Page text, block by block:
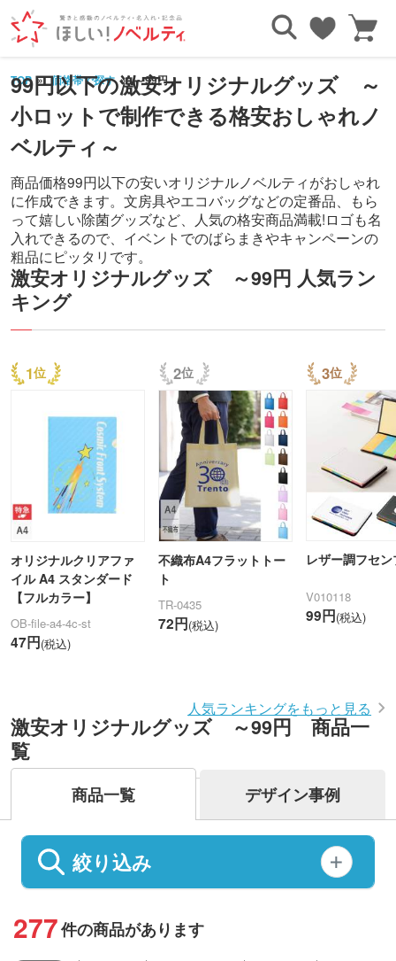
TOP 価格帯で探す ～99円
99円以下の激安オリジナルグッズ ～
小ロットで制作できる格安おしゃれノ
ベルティ～
商品価格99円以下の安いオリジナルノベルティがおしゃれ
に作成できます。文房具やエコバッグなどの定番品、もら
って嬉しい除菌グッズなど、人気の格安商品満載!ロゴも名
入れできるので、イベントでのばらまきやキャンペーンの
粗品にピッタリです。
激安オリジナルグッズ ～99円 人気ラン
キング
1
オリジナルクリアファ
イル A4 スタンダード
【フルカラー】
OB-file-a4-4c-st
47円(税込)
2
不織布A4フラットトー
ト
TR-0435
72円(税込)
3
レザー調フセ
V010118
99円(税込)
人気ランキングをもっと見る
激安オリジナルグッズ ～99円 商品一
覧
商品一覧 デザイン事例
絞り込み
277件の商品があります